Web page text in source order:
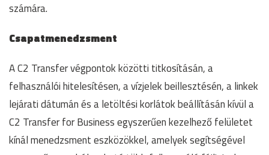
számára.
Csapatmenedzsment
A C2 Transfer végpontok közötti titkosításán, a
felhasználói hitelesítésen, a vízjelek beillesztésén, a linkek
lejárati dátumán és a letöltési korlátok beállításán kívül a
C2 Transfer for Business egyszerűen kezelhező felületet
kínál menedzsment eszközökkel, amelyek segítségével